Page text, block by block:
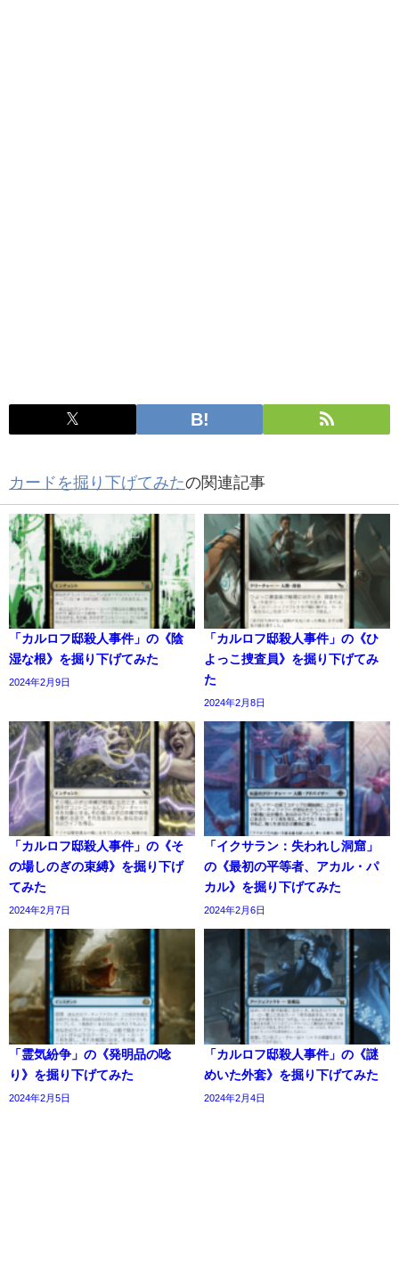
カードを掘り下げてみたの関連記事
「カルロフ邸殺人事件」の《陰
湿な根》を掘り下げてみた
2024年2月9日
「カルロフ邸殺人事件」の《ひ
よっこ捜査員》を掘り下げてみ
た
2024年2月8日
「カルロフ邸殺人事件」の《そ
の場しのぎの束縛》を掘り下げ
てみた
2024年2月7日
「イクサラン：失われし洞窟」
の《最初の平等者、アカル・パ
カル》を掘り下げてみた
2024年2月6日
「霊気紛争」の《発明品の唸
り》を掘り下げてみた
2024年2月5日
「カルロフ邸殺人事件」の《謎
めいた外套》を掘り下げてみた
2024年2月4日